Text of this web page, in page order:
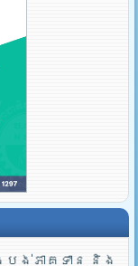
ង់ភាគទាន និង